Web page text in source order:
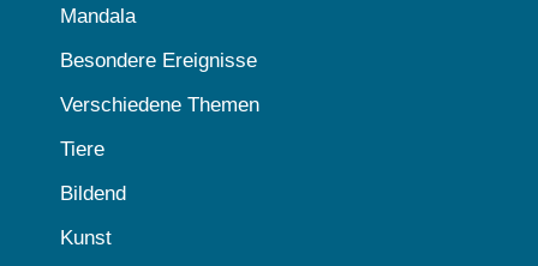
Mandala
Besondere Ereignisse
Verschiedene Themen
Tiere
Bildend
Kunst